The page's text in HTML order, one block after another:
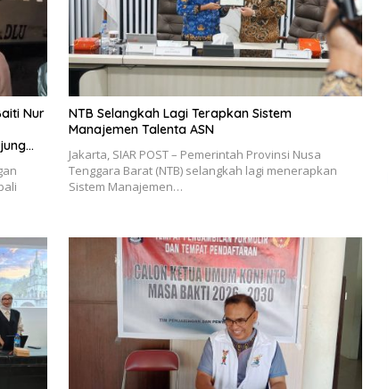
Nur
NTB Selangkah Lagi Terapkan Sistem
Manajemen Talenta ASN
Jakarta, SIAR POST – Pemerintah Provinsi Nusa
Tenggara Barat (NTB) selangkah lagi menerapkan
Sistem Manajemen…